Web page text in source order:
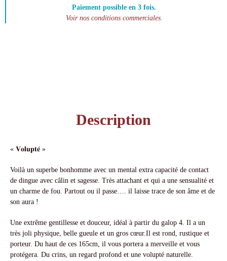
Paiement possible en 3 fois.
Voir nos conditions commerciales.
Description
« 𝐕𝐨𝐥𝐮𝐩𝐭𝐞́ »
Voilà un superbe bonhomme avec un mental extra capacité de contact
de dingue avec câlin et sagesse. Très attachant et qui a une sensualité et
un charme de fou. Partout ou il passe…. il laisse trace de son âme et de
son aura !
Une extrême gentillesse et douceur, idéal à partir du galop 4. Il a un
très joli physique, belle gueule et un gros cœur.Il est rond, rustique et
porteur. Du haut de ces 165cm, il vous portera a merveille et vous
protégera. Du crins, un regard profond et une volupté naturelle.